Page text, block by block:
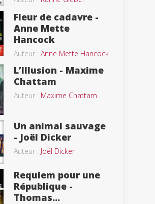
Fleur de cadavre -
Anne Mette
Hancock
Auteur : Anne Mette Hancock
L’Illusion - Maxime
Chattam
Auteur : Maxime Chattam
Un animal sauvage
- Joël Dicker
Auteur : Joël Dicker
Requiem pour une
République -
Thomas...